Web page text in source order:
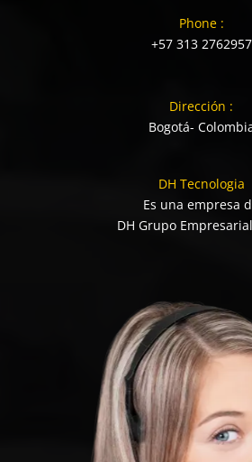
Phone :
+57 313 2762957
Dirección :
Bogotá-
DH Tecnologia
Es una empresa
DH Grupo